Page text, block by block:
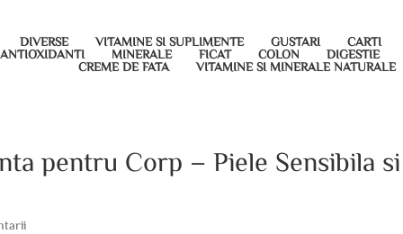
DIVERSE VITAMINE SI SUPLIMENTE GUSTARI CARTI
ANTIOXIDANTI MINERALE FICAT COLON DIGESTIE
CREME DE FATA
VITAMINE SI MINERALE NATURALE
pentru Corp – Piele Sensibila si